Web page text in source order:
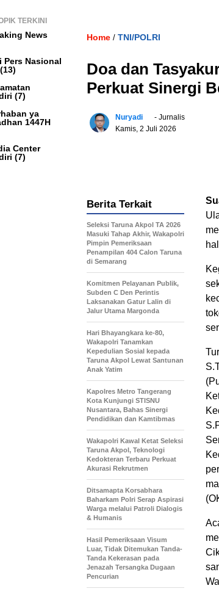
TERKINI
News
Pers Nasional
(7)
ya
1447H
Center
(7)
Home / TNI/POLRI
Doa dan
Perkuat Sinergi
Nuryadi
- Jurnalis
Kamis, 2 Juli 2026
Berita Terkait
Seleksi Taruna Akpol TA 2026
Masuki Tahap Akhir, Wakapolri
Pimpin Pemeriksaan
Penampilan 404 Calon Taruna
di Semarang
Komitmen Pelayanan Publik,
Subden C Den Perintis
Laksanakan Gatur Lalin di
Jalur Utama Margonda
Hari Bhayangkara ke-80,
Wakapolri Tanamkan
Kepedulian Sosial kepada
Taruna Akpol Lewat Santunan
Anak Yatim
Kapolres Metro Tangerang
Kota Kunjungi STISNU
Nusantara, Bahas Sinergi
Pendidikan dan Kamtibmas
Wakapolri Kawal Ketat Seleksi
Taruna Akpol, Teknologi
Kedokteran Terbaru Perkuat
Akurasi Rekrutmen
Ditsamapta Korsabhara
Baharkam Polri Serap Aspirasi
Warga melalui Patroli Dialogis
& Humanis
Hasil Pemeriksaan Visum
Luar, Tidak Ditemukan Tanda-
Tanda Kekerasan pada
Jenazah Tersangka Dugaan
Pencurian